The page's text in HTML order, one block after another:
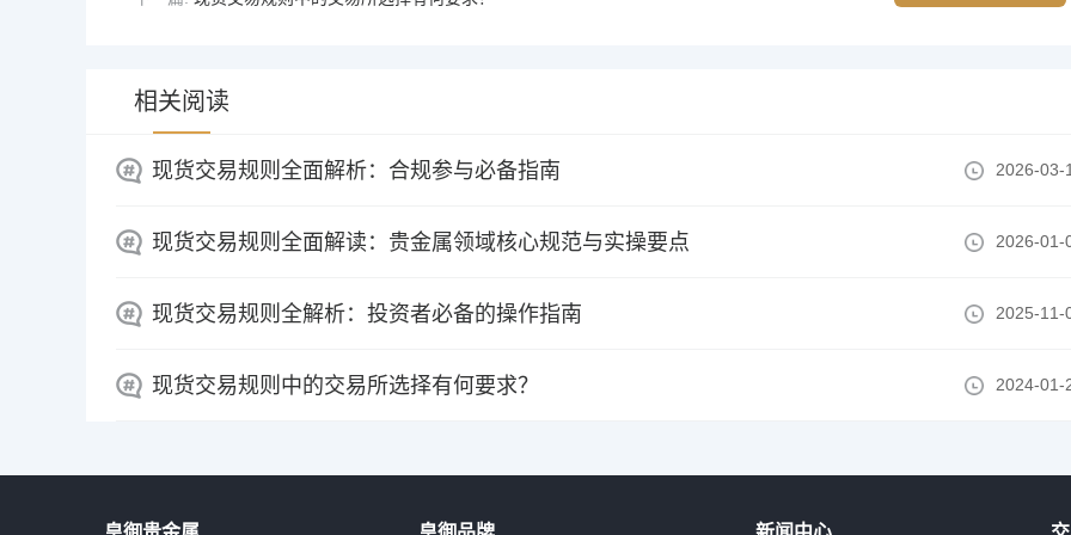
相关阅读
现货交易规则全面解析：合规参与必备指南 2026-03-
现货交易规则全面解读：贵金属领域核心规范与实操要点 2026-01-
现货交易规则全解析：投资者必备的操作指南 2025-11-
现货交易规则中的交易所选择有何要求？ 2024-01-